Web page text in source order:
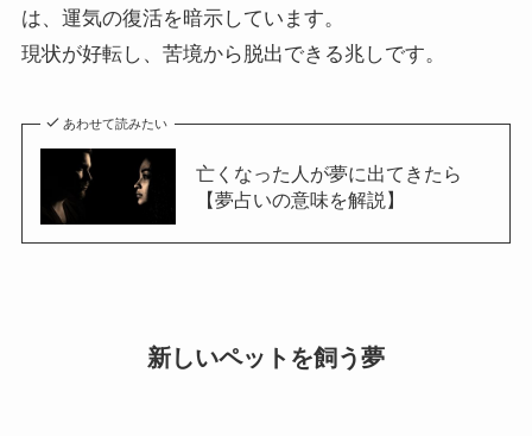
は、運気の復活を暗示しています。
現状が好転し、苦境から脱出できる兆しです。
あわせて読みたい
亡くなった人が夢に出てきたら
【夢占いの意味を解説】
新しいペットを飼う夢